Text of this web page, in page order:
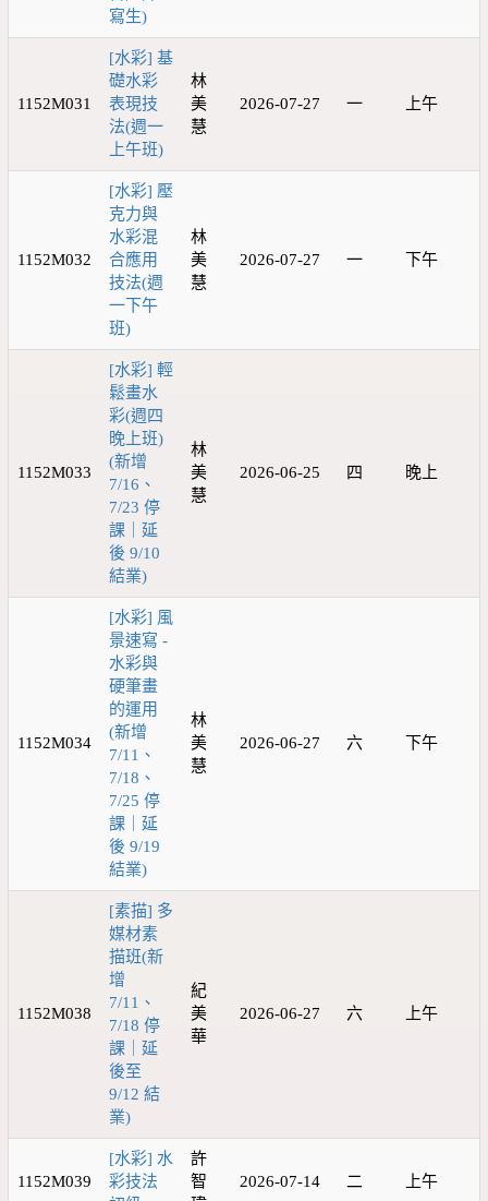
寫生)
1152M031
[水彩] 基
礎水彩
表現技
法(週一
上午班)
林
美
慧
2026-07-27 一 上午
1152M032
[水彩] 壓
克力與
水彩混
合應用
技法(週
一下午
班)
林
美
慧
2026-07-27 一 下午
1152M033
[水彩] 輕
鬆畫水
彩(週四
晚上班)
(新增
7/16、
7/23 停
課｜延
後 9/10
結業)
林
美
慧
2026-06-25 四 晚上
1152M034
[水彩] 風
景速寫 -
水彩與
硬筆畫
的運用
(新增
7/11、
7/18、
7/25 停
課｜延
後 9/19
結業)
林
美
慧
2026-06-27 六 下午
1152M038
[素描] 多
媒材素
描班(新
增
7/11、
7/18 停
課｜延
後至
9/12 結
業)
紀
美
華
2026-06-27 六 上午
1152M039
[水彩] 水
彩技法
許
智
2026-07-14 二 上午